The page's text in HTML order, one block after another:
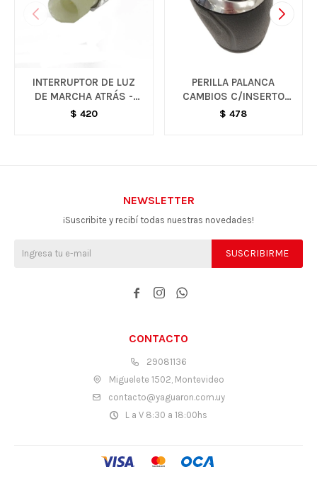
INTERRUPTOR DE LUZ
DE MARCHA ATRÁS -
VARIOS MODELOS
$ 420
PERILLA PALANCA
CAMBIOS C/INSERTO
CROMADO - VARIOS
$ 478
CONTACTO
29081136
Miguelete 1502, Montevideo
contacto@yaguaron.com.uy
L a V 8:30 a 18:00hs
NEWSLETTER
¡Suscribite y recibí todas nuestras novedades!
SUSCRIBIRME
  